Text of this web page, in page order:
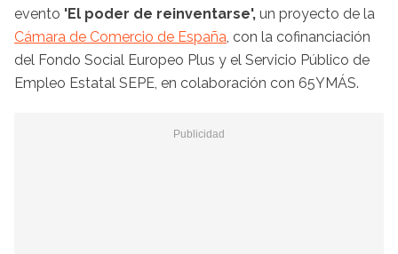
evento 'El poder de reinventarse', un proyecto de la
Cámara de Comercio de España, con la cofinanciación
del Fondo Social Europeo Plus y el Servicio Público de
Empleo Estatal SEPE, en colaboración con 65YMÁS.